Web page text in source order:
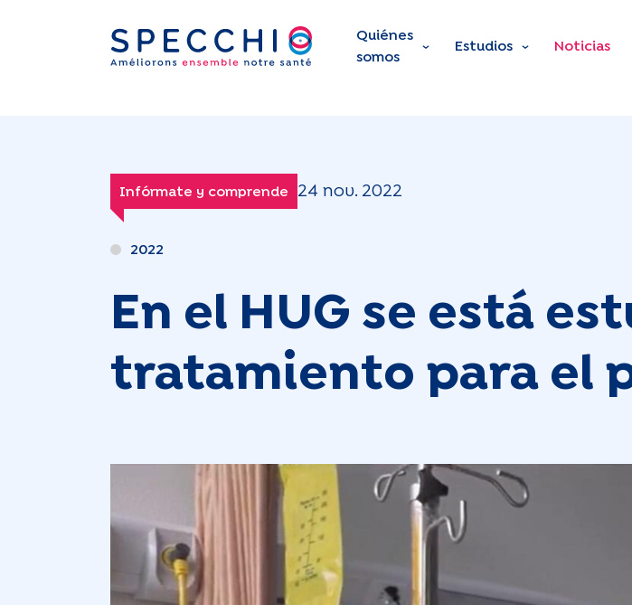
Quiénes
somos
Estudios Noticias
Infórmate y comprende 24 nov. 2022
2022
En el HUG se está
tratamiento para el